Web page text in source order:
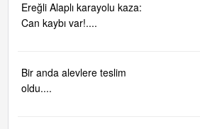
Ereğli Alaplı karayolu kaza:
Can kaybı var!....
Bir anda alevlere teslim
oldu....